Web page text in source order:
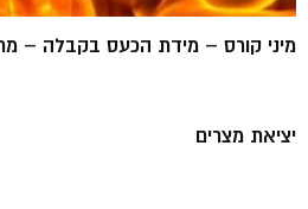
מיני קורס – מידת הכעס בקבלה –
יציאת מצרים